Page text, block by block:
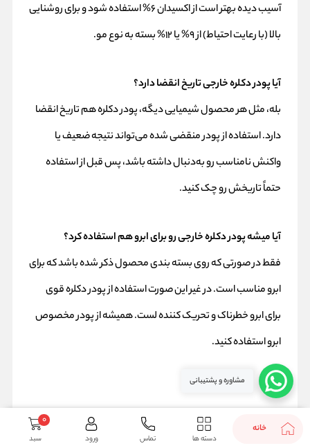
آسیب‌ دیده بهتر است از اکسیدان ۶% استفاده شود و برای روشنایی
بالا (با رعایت احتیاط) از ۹% یا ۱۲% بسته به نوع مو.
آیا پودر دکلره خارجی تاریخ انقضا دارد؟
بله، مثل هر محصول شیمیایی دیگه، پودر دکلره هم تاریخ انقضا
دارد. استفاده از پودر منقضی‌ شده می‌تواند نتیجه ضعیف یا
واکنش نامناسب رو به‌دنبال داشته باشد، پس قبل از استفاده
حتماً تاریخش رو چک کنید.
آیا میشه پودر دکلره خارجی رو برای ابرو هم استفاده کرد؟
فقط در صورتی که روی بسته‌ بندی محصول ذکر شده باشد که برای
ابرو مناسب است. در غیر این‌ صورت استفاده از پودر دکلره قوی
برای ابرو خطرناک و تحریک‌ کننده‌ لست. همیشه از پودر مخصوص
ابرو استفاده کنید.
مشاوره و پشتیبانی
خانه
دسته ها تماس ورود سبد
0